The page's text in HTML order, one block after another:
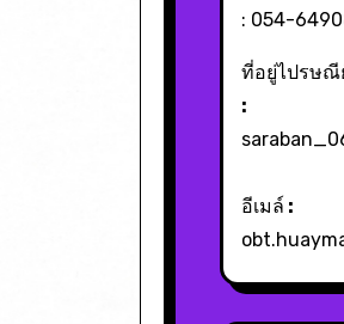
: 054-
ที่อยู่ไปรษณี
:
อีเมล์ :